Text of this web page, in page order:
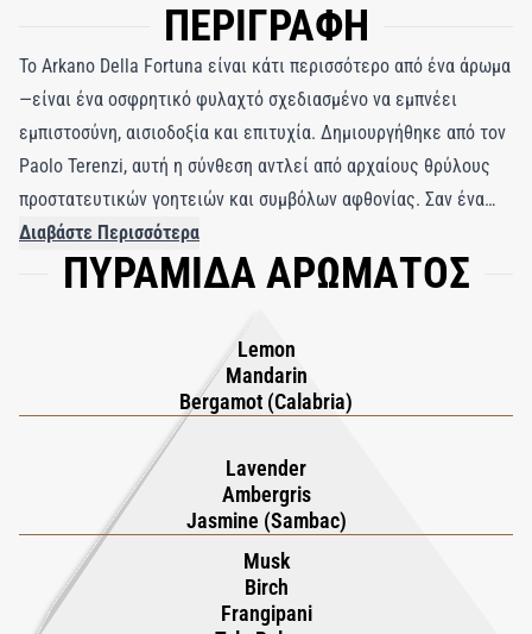
ΠΕΡΙΓΡΑΦΗ
Το Arkano Della Fortuna είναι κάτι περισσότερο από ένα άρωμα
—είναι ένα οσφρητικό φυλαχτό σχεδιασμένο να εμπνέει
εμπιστοσύνη, αισιοδοξία και επιτυχία. Δημιουργήθηκε από τον
Paolo Terenzi, αυτή η σύνθεση αντλεί από αρχαίους θρύλους
προστατευτικών γοητειών και συμβόλων αφθονίας. Σαν ένα
αόρατο φυλαχτό που στηρίζεται στο δέρμα, περιβάλλει τον
χρήστη με μια λαμπερή αύρα ελπίδας και θετικότητας. Κάθε
εσωτερική αρμονία και την πίστη στον εαυτό. Το άρωμα
ανοίγει με ένα λαμπερό τρίο από Περγαμόντο Reggio Calabrian,
Reggio Calabrian Mandarin και Sorrento Lemon, προσφέροντας
ζωηρή φρεσκάδα και αστραφτερή ενέργεια. Καθώς η
φωτεινότητα μαλακώνει, η καρδιά αποκαλύπτει την ηρεμιστική
λίμνη Garda Lavender που είναι συνυφασμένη με το ινδικό
γιασεμί Sambac, εμπλουτισμένο από τη βασιλική, θαλάσσια
ζεστασιά του Ambergris. Η βάση ξεδιπλώνεται σε μια
Διαβάστε Περισσότερα
ΠΥΡΑΜΙΔΑ ΑΡΩΜΑΤΟΣ
Lemon
Mandarin
Bergamot (Calabria)
Lavender
Ambergris
Jasmine (Sambac)
Musk
Birch
Frangipani